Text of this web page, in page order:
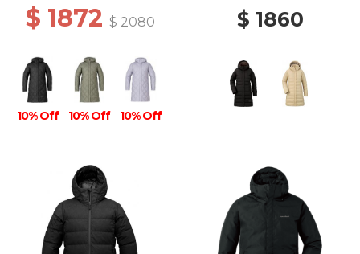
$ 1872$ 2080
10% Off 10% Off 10% Off
$ 1860